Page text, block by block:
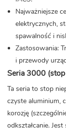
Najważniejsze
elektrycznych,
spawalność i
Zastosowania:
i przewody
Seria 3000
Ta seria to stop
czyste aluminium,
korozję
odkształcanie.